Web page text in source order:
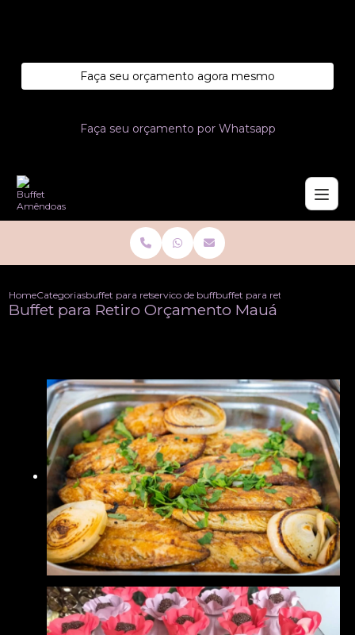
Faça seu orçamento agora mesmo
Faça seu orçamento por Whatsapp
HomeCategoriasbuffet para retirosservico de buffet para retirosbuffet para retiro orcamento
Buffet para Retiro Orçamento Mauá